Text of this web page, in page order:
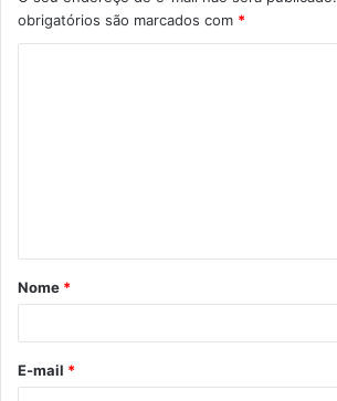
obrigatórios são marcados com *
á
r
*
Nome *
E-mail *